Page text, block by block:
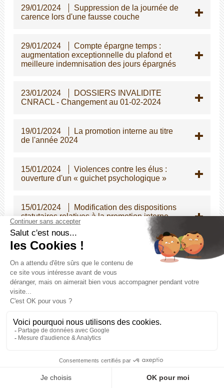
29/01/2024
Suppression de la journée de
carence lors d'une fausse couche
29/01/2024
Compte épargne temps :
augmentation exceptionnelle du plafond et
meilleure indemnisation des jours épargnés
23/01/2024
DOSSIERS INVALIDITE
CNRACL - Changement au 01-02-2024
19/01/2024
La promotion interne au titre
de l'année 2024
15/01/2024
Violences contre les élus :
ouverture d'un « guichet psychologique »
15/01/2024
Modification des dispositions
statutaires relatives à la promotion interne
dans la fonction publique territoriale
Revalorisation du métier de
Secrétaire de mairie
15/01/2024
églises communales : évolution des montants
15/01/2024
Gratification de stage :
02/01/2024
Parution du rapport annuel